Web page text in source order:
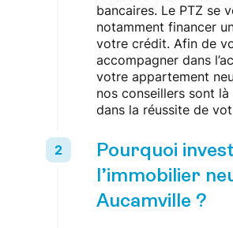
bancaires. Le PTZ se
notamment financer
votre crédit. Afin de
accompagner dans
votre appartement
nos conseillers sont
dans la réussite de
Pourquoi
l’immobilier
Aucamville ?